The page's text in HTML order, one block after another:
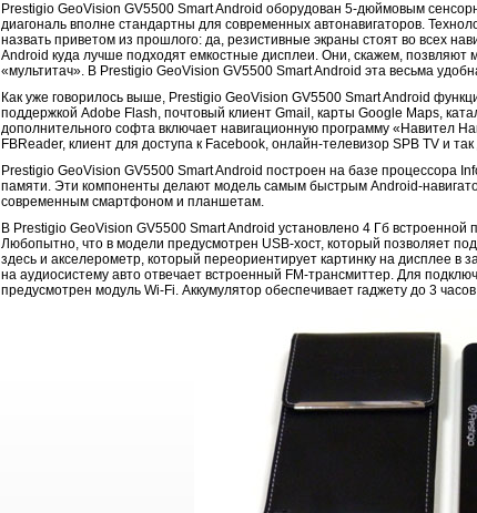
Prestigio GeoVision GV5500 Smart Android оборудован 5-дюймовым
диагональ вполне стандартны для современных автонавигаторов.
назвать приветом из прошлого: да, резистивные экраны стоят во всех
Android куда лучше подходят емкостные дисплеи. Они, скажем,
«мультитач». В Prestigio GeoVision GV5500 Smart Android эта весьма
Как уже говорилось выше, Prestigio GeoVision GV5500 Smart Android
поддержкой Adobe Flash, почтовый клиент Gmail, карты Google Maps,
дополнительного софта включает навигационную программу «Навител
FBReader, клиент для доступа к Facebook, онлайн-телевизор SPB TV и
Prestigio GeoVision GV5500 Smart Android построен на базе процессора
памяти. Эти компоненты делают модель самым быстрым Android-
современным смартфоном и планшетам.
В Prestigio GeoVision GV5500 Smart Android установлено 4 Гб
Любопытно, что в модели предусмотрен USB-хост, который позволяет
здесь и акселерометр, который переориентирует картинку на дисплее в
на аудиосистему авто отвечает встроенный FM-трансмиттер. Для
предусмотрен модуль Wi-Fi. Аккумулятор обеспечивает гаджету до 3